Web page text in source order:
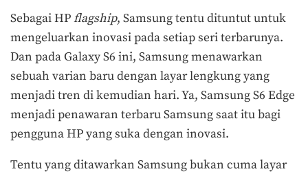
Sebagai HPflagship, Samsung tentu dituntut untuk
mengeluarkan inovasi pada setiap seri terbarunya.
Dan pada Galaxy S6 ini, Samsung menawarkan
sebuah varian baru dengan layar lengkung yang
menjadi tren di kemudian hari. Ya, Samsung S6 Edge
menjadi penawaran terbaru Samsung saat itu bagi
pengguna HP yang suka dengan inovasi.
Tentu yang ditawarkan Samsung bukan cuma layar